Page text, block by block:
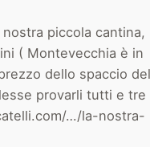
piccola cantina,
( Montevecchia è in
dello spaccio
provarli tutti e tre
…/la-nostra-